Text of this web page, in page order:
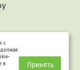
законом
смежных правах».
с
в
Принять